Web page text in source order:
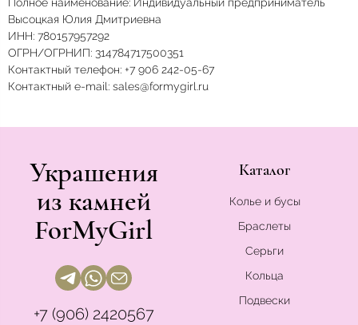
Высоцкая Юлия Дмитриевна
ИНН: 780157957292
ОГРН/ОГРНИП: 314784717500351
Контактный телефон: +7 906 242-05-67
Контактный e-mail: sales@formygirl.ru
Украшения
из камней
ForMyGirl
+7 (906) 2420567
Каталог
Колье и бусы
Браслеты
Серьги
Кольца
Подвески